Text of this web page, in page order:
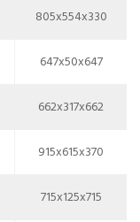
805x554x330
647x50x647
662x317x662
915x615x370
715x125x715